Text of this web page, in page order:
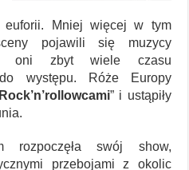
euforii. Mniej więcej w tym
pojawili się muzycy
oni zbyt wiele czasu
występu. Róże Europy
” i ustąpiły
swój show,
przebojami z okolic